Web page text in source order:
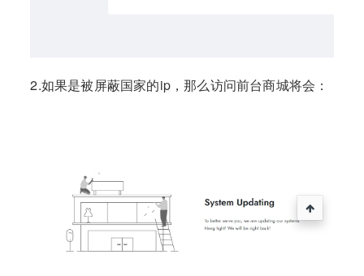
2.如果是被屏蔽国家的ip，那么访问前台商城将会：